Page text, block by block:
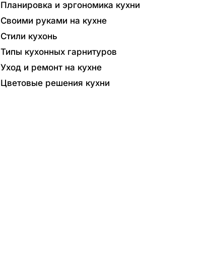
Планировка и эргономика кухни
Своими руками на кухне
Стили кухонь
Типы кухонных гарнитуров
Уход и ремонт на кухне
Цветовые решения кухни